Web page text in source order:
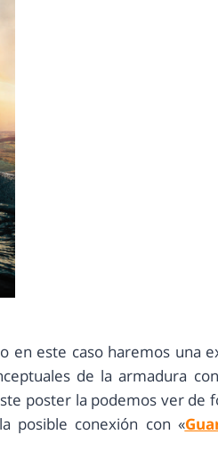
este caso haremos una
de la armadura
poster la podemos ver de
posible conexión con «